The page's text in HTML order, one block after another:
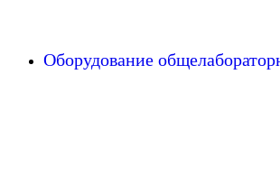
Оборудование